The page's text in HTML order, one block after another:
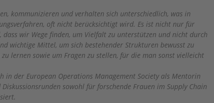
kommunizieren und verhalten sich unterschiedlich, was in
oft nicht berücksichtigt wird. Es ist nicht nur für
wir Wege finden, um Vielfalt zu unterstützen und nicht durch
wichtige Mittel, um sich bestehender Strukturen bewusst zu
lernen sowie um Fragen zu stellen, für die man sonst vielleicht
der European Operations Management Society als Mentorin
sowohl für forschende Frauen im Supply Chain